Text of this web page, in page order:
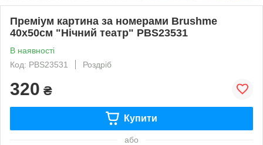
Преміум картина за номерами Brushme
40x50см "Нічний театр" PBS23531
В наявності
Код: PBS23531
Роздріб
320 ₴
Купити
або